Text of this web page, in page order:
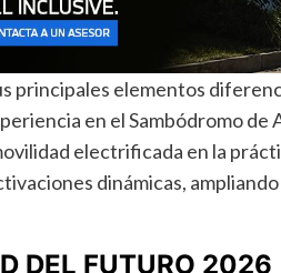
principales elementos
en el Sambódromo
electrificada en la
dinámicas,
DEL FUTURO 2026